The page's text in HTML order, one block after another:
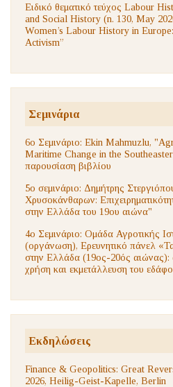
Ειδικό θεματικό τεύχος Labour
and Social History (n. 130, May
Women’s Labour History in
Activism”
Σεμινάρια
6ο Σεμινάριο: Ekin Mahmuzlu,
Maritime Change in the
παρουσίαση βιβλίου
5ο σεμινάριο: Δημήτρης
Χρυσοκάνθαρων:
στην Ελλάδα του 19ου αιώνα"
4ο Σεμινάριο: Ομάδα Αγροτικής
(οργάνωση), Ερευνητικό πάνελ
στην Ελλάδα (19ος-20ός αιώνας):
χρήση και εκμετάλλευση του
Εκδηλώσεις
Finance & Geopolitics: Great
2026, Heilig-Geist-Kapelle, Berlin